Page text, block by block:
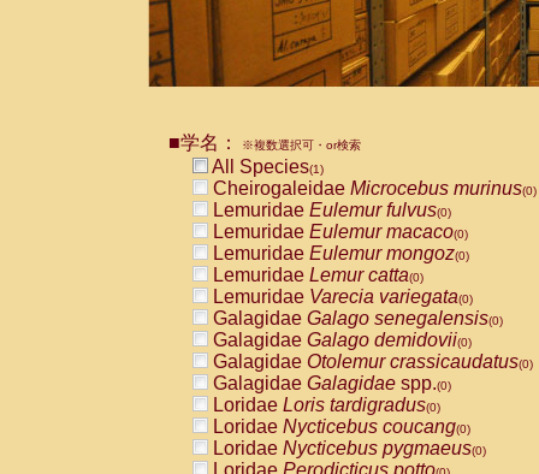
■学名： ※複数選択可・or検索
All Species(1)
Cheirogaleidae Microcebus murinus(0)
Lemuridae Eulemur fulvus(0)
Lemuridae Eulemur macaco(0)
Lemuridae Eulemur mongoz(0)
Lemuridae Lemur catta(0)
Lemuridae Varecia variegata(0)
Galagidae Galago senegalensis(0)
Galagidae Galago demidovii(0)
Galagidae Otolemur crassicaudatus(0)
Galagidae Galagidae spp.(0)
Loridae Loris tardigradus(0)
Loridae Nycticebus coucang(0)
Loridae Nycticebus pygmaeus(0)
Loridae Perodicticus potto